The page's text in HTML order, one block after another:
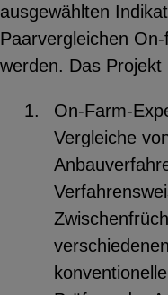
ausgewählten
Paarvergleichen
werden. Das
On-Farm-
Vergleiche